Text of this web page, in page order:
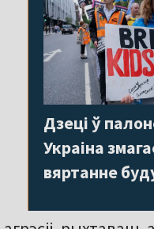
Дзеці ў
Украіна
вяртанне